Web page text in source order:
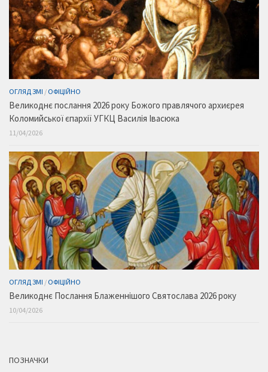
ОГЛЯД ЗМІ / ОФІЦІЙНО
Великоднє послання 2026 року Божого правлячого архиєрея
Коломийської єпархії УГКЦ Василія Івасюка
11/04/2026
ОГЛЯД ЗМІ / ОФІЦІЙНО
Великоднє Послання Блаженнішого Святослава 2026 року
10/04/2026
ПОЗНАЧКИ